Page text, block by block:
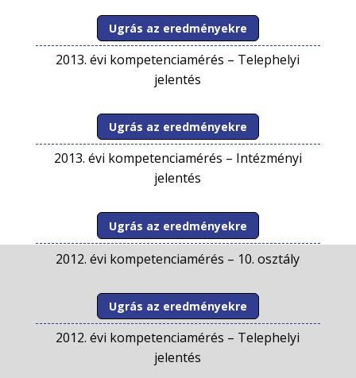
Ugrás az eredményekre
2013. évi kompetenciamérés – Telephelyi
jelentés
Ugrás az eredményekre
2013. évi kompetenciamérés – Intézményi
jelentés
Ugrás az eredményekre
2012. évi kompetenciamérés – 10. osztály
Ugrás az eredményekre
2012. évi kompetenciamérés – Telephelyi
jelentés